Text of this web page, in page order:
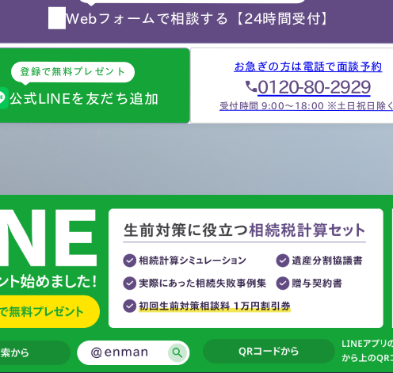
げて頂きました。心配で同じこ
Webフォームで相談する 【24時間受付】
登録で無料プレゼント
公式LINEを友だち追加
お急ぎの方は電話で面談予約
0120-80-2929
受付時間 9:00～18:00 ※土日祝日除く